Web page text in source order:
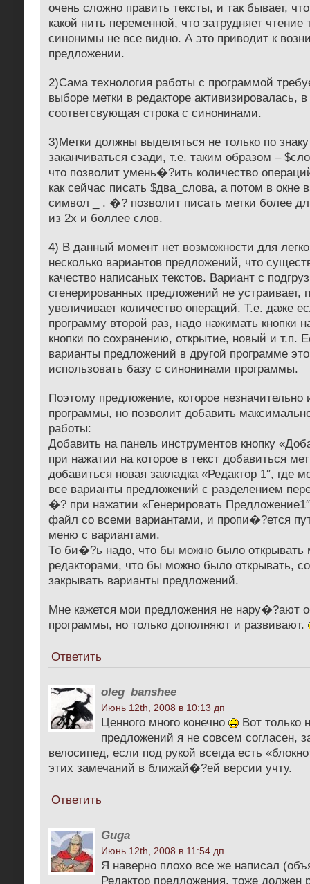
очень сложно править тексты, и так бывает,
какой нить переменной, что затрудняет чтение
синонимы не все видно. А это приводит к
предложении.
2)Сама технология работы с программой
выборе метки в редакторе активизировалась,
соответсвующая строка с синонинами.
3)Метки должны выделяться не только по
заканчиваться сзади, т.е. таким образом –
что позволит умень�?ить количество
как сейчас писать $два_слова, а потом в окне
символ _ . �? позволит писать метки более
из 2х и боллее слов.
4) В данный момент нет возможности для
несколько вариантов предложений, что
качество написаных текстов. Вариант с
сгенерированных предложений не устраивает,
увеличивает количество операций. Т.е. даже
программу второй раз, надо нажимать кнопки
кнопки по сохранению, открытие, новый и т.п.
варианты предложений в другой программе
использовать базу с синонинами программы.
Поэтому предложение, которое незначительно
программы, но позволит добавить
работы:
Добавить на панель инструментов кнопку
при нажатии на которое в текст добавиться
добавиться новая закладка «Редактор 1″, где
все варианты предложений с разделением
�? при нажатии «Генерировать
файл со всеми вариантами, и пропи�?ется
меню с вариантами.
То би�?ь надо, что бы можно было открывать
редакторами, что бы можно было открывать,
закрывать варианты предложений.
Мне кажется мои предложения не нару�?ают
программы, но только дополняют и развивают.
Ответить
oleg_banshee
Июнь 12th, 2008 в 10:13 дп
Ценного много конечно
Вот только
предложений я не совсем согласен,
велосипед, если под рукой всегда есть
этих замечаний в ближай�?ей версии учту.
Ответить
Guga
Июнь 12th, 2008 в 11:54 дп
Я наверно плохо все же написал
Редактор предложения, тоже должен